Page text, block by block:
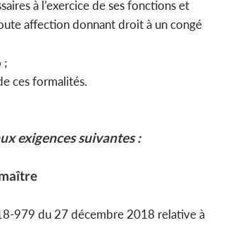
à l’exercice de ses fonctions et
affection donnant droit à un congé
;
ces formalités.
exigences suivantes :
979 du 27 décembre 2018 relative à